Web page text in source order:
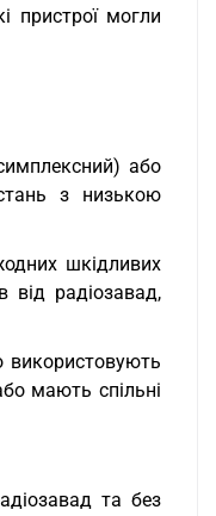
пристрої могли
або
з низькою
шкідливих
від радіозавад,
використовують
мають спільні
та без